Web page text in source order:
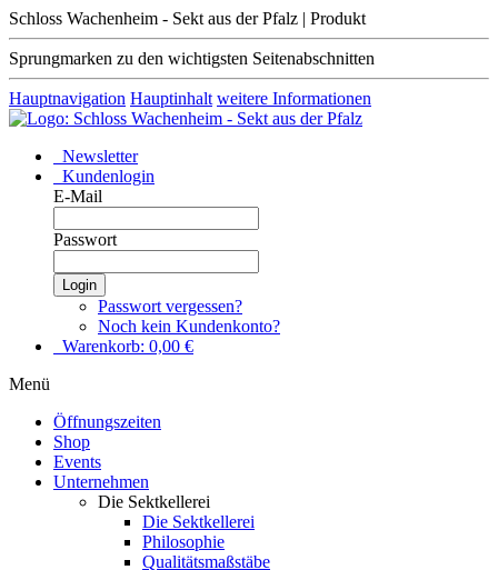
Schloss Wachenheim - Sekt aus der Pfalz | Produkt
Sprungmarken zu den wichtigsten Seitenabschnitten
Hauptnavigation Hauptinhalt weitere Informationen
Newsletter
Kundenlogin
E-Mail
Passwort
Login
Passwort vergessen?
Noch kein Kundenkonto?
Warenkorb: 0,00 €
Menü
Öffnungszeiten
Shop
Events
Unternehmen
Die Sektkellerei
Die Sektkellerei
Philosophie
Qualitätsmaßstäbe